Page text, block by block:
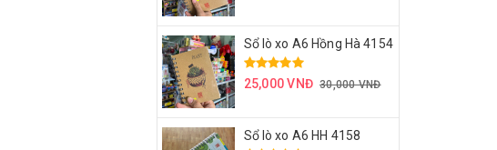
Sổ lò xo A6 Hồng Hà 4154
25,000 VNĐ 30,000 VNĐ
Sổ lò xo A6 HH 4158